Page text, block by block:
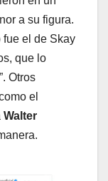
a su figura.
fue el de Skay
que lo
Otros
el
Walter